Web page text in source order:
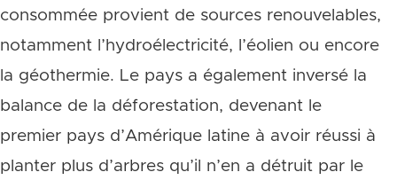
consommée provient de sources renouvelables,
notamment l’hydroélectricité, l’éolien ou encore
la géothermie. Le pays a également inversé la
balance de la déforestation, devenant le
premier pays d’Amérique latine à avoir réussi à
planter plus d’arbres qu’il n’en a détruit par le